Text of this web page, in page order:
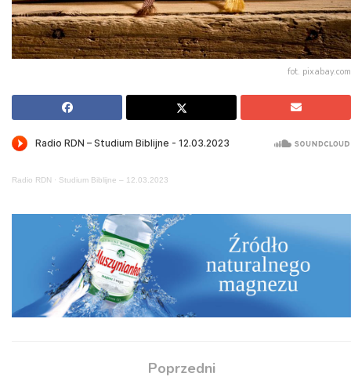
fot. pixabay.com
Radio RDN · Studium Biblijne – 12.03.2023
Poprzedni